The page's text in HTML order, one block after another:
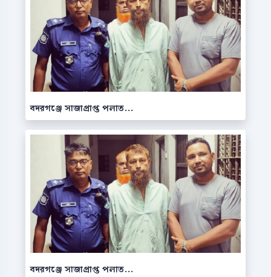
বদরগঞ্জে সাজাপ্রাপ্ত পলাত...
বদরগঞ্জে সাজাপ্রাপ্ত পলাত...